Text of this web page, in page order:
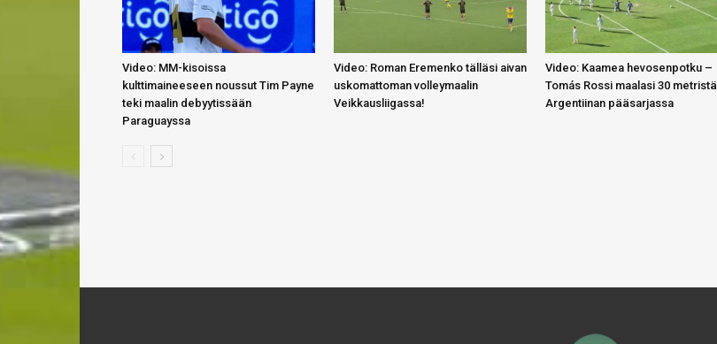
Video: MM-kisoissa
kulttimaineeseen noussut Tim Payne
teki maalin debyytissään
Paraguayssa
Video: Roman Eremenko tälläsi aivan
uskomattoman volleymaalin
Veikkausliigassa!
Video: Kaamea hevosenpotku –
Tomás Rossi maalasi 30 metristä
Argentiinan pääsarjassa